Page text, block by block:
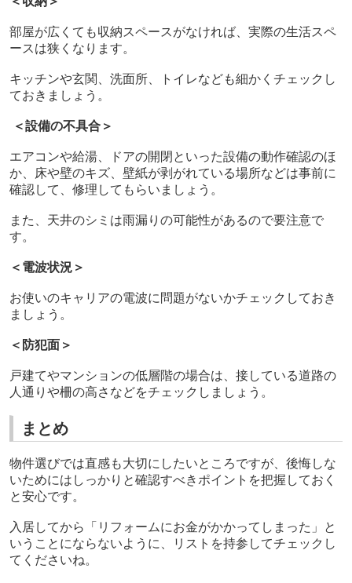
部屋が広くても収納スペースがなければ、実際の生活スペ
ースは狭くなります。
キッチンや玄関、洗面所、トイレなども細かくチェックし
ておきましょう。
＜設備の不具合＞
エアコンや給湯、ドアの開閉といった設備の動作確認のほ
か、床や壁のキズ、壁紙が剥がれている場所などは事前に
確認して、修理してもらいましょう。
また、天井のシミは雨漏りの可能性があるので要注意で
す。
＜電波状況＞
お使いのキャリアの電波に問題がないかチェックしておき
ましょう。
＜防犯面＞
戸建てやマンションの低層階の場合は、接している道路の
人通りや柵の高さなどをチェックしましょう。
まとめ
物件選びでは直感も大切にしたいところですが、後悔しな
いためにはしっかりと確認すべきポイントを把握しておく
と安心です。
入居してから「リフォームにお金がかかってしまった」と
いうことにならないように、リストを持参してチェックし
てくださいね。